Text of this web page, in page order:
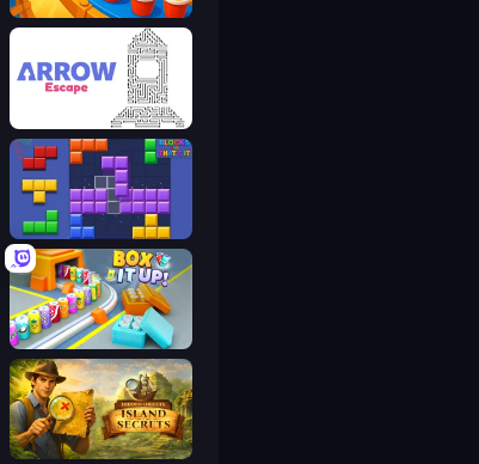
Coffee Color Blocks
Arrow Escape
Blocks and that’s it
Box It Up
Hidden Objects: Island Secrets